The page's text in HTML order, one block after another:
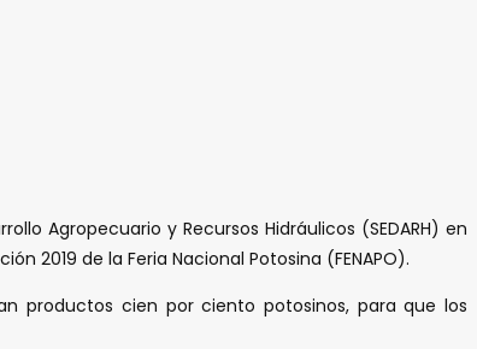
Agropecuario y Recursos Hidráulicos (SEDARH) en
2019 de la Feria Nacional Potosina (FENAPO).
productos cien por ciento potosinos, para que los